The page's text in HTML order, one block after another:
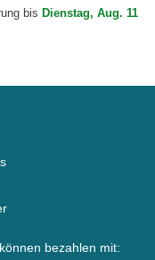
von New Era
bis Dienstag, Aug. 11
bezahlen mit: